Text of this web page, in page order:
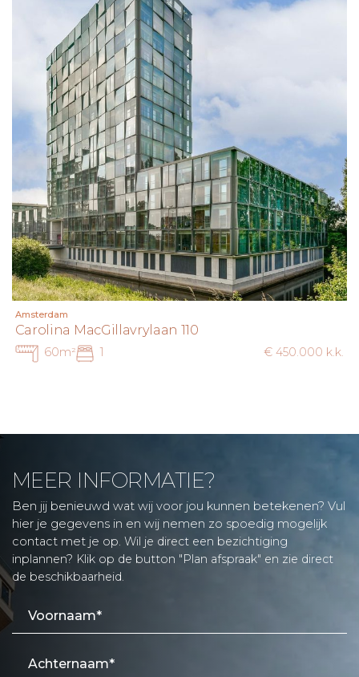
Amsterdam
Carolina MacGillavrylaan 110
60m² 1 € 450.000 k.k.
MEER INFORMATIE?
Ben jij benieuwd wat wij voor jou kunnen betekenen? Vul
hier je gegevens in en wij nemen zo spoedig mogelijk
contact met je op. Wil je direct een bezichtiging
inplannen? Klik op de button "Plan afspraak" en zie direct
de beschikbaarheid.